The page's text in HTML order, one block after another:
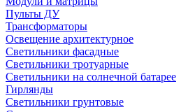
Пульты ДУ
Трансформаторы
Освещение архитектурное
Светильники фасадные
Светильники тротуарные
Светильники на солнечной батарее
Гирлянды
Светильники грунтовые